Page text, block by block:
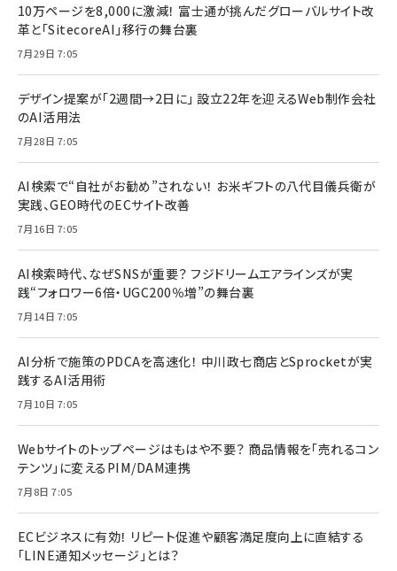
10万ページを8,000に激減！ 富士通が挑んだグローバルサイト改
革と「SitecoreAI」移行の舞台裏
7月29日 7:05
デザイン提案が「2週間→2日に」 設立22年を迎えるWeb制作会社
のAI活用法
7月28日 7:05
AI検索で“自社がお勧め”されない！ お米ギフトの八代目儀兵衛が
実践、GEO時代のECサイト改善
7月16日 7:05
AI検索時代、なぜSNSが重要？ フジドリームエアラインズが実
践“フォロワー6倍・UGC200％増”の舞台裏
7月14日 7:05
AI分析で施策のPDCAを高速化！ 中川政七商店とSprocketが実
践するAI活用術
7月10日 7:05
Webサイトのトップページはもはや不要？ 商品情報を「売れるコン
テンツ」に変えるPIM/DAM連携
7月8日 7:05
ECビジネスに有効！ リピート促進や顧客満足度向上に直結する
「LINE通知メッセージ」とは？